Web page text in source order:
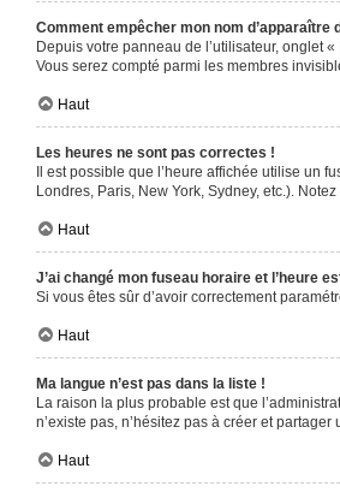
Comment empêcher mon nom
Depuis votre panneau de l’utilisateur, onglet
Vous serez compté parmi les membres
Haut
Les heures ne sont pas correctes !
Il est possible que l’heure affichée utilise un
Londres, Paris, New York, Sydney, etc.).
Haut
J’ai changé mon fuseau horaire et l’heure
Si vous êtes sûr d’avoir correctement
Haut
Ma langue n’est pas dans la liste !
La raison la plus probable est que
n’existe pas, n’hésitez pas à créer et
Haut